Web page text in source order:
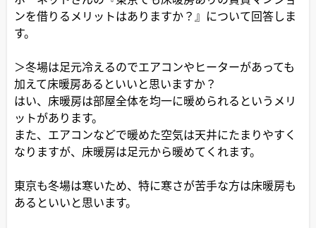
ンを借りるメリットはありますか？』について回答しま
す。
＞冬場は足元冷えるのでエアコンやヒーターがあっても
加えて床暖房あるといいと思いますか？
はい、床暖房は部屋全体を均一に暖められるというメリ
ットがあります。
また、エアコンなどで暖めた空気は天井にたまりやすく
なりますが、床暖房は足元から暖めてくれます。
東京も冬場は寒いため、特に寒さが苦手な方は床暖房も
あるといいと思います。